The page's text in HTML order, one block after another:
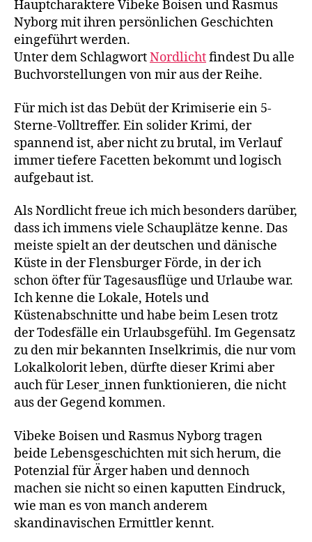
Hauptcharaktere Vibeke Boisen und Rasmus
Nyborg mit ihren persönlichen Geschichten
eingeführt werden.
Unter dem SchlagwortNordlichtfindest Du alle
Buchvorstellungen von mir aus der Reihe.
Für mich ist das Debüt der Krimiserie ein 5-
Sterne-Volltreffer. Ein solider Krimi, der
spannend ist, aber nicht zu brutal, im Verlauf
immer tiefere Facetten bekommt und logisch
aufgebaut ist.
Als Nordlicht freue ich mich besonders darüber,
dass ich immens viele Schauplätze kenne. Das
meiste spielt an der deutschen und dänische
Küste in der Flensburger Förde, in der ich
schon öfter für Tagesausflüge und Urlaube war.
Ich kenne die Lokale, Hotels und
Küstenabschnitte und habe beim Lesen trotz
der Todesfälle ein Urlaubsgefühl. Im Gegensatz
zu den mir bekannten Inselkrimis, die nur vom
Lokalkolorit leben, dürfte dieser Krimi aber
auch für Leser_innen funktionieren, die nicht
aus der Gegend kommen.
Vibeke Boisen und Rasmus Nyborg tragen
beide Lebensgeschichten mit sich herum, die
Potenzial für Ärger haben und dennoch
machen sie nicht so einen kaputten Eindruck,
wie man es von manch anderem
skandinavischen Ermittler kennt.